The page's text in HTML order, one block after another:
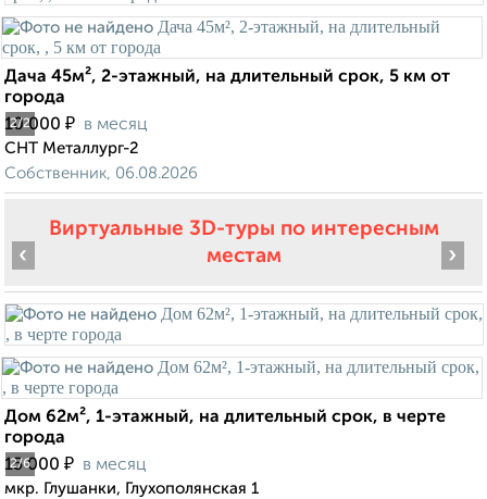
2/2
Дача 45м², 2-этажный, на длительный срок, 5 км от
города
10 000 ₽ в месяц
СНТ Металлург-2
Собственник, 06.08.2026
Виртуальные 3D-туры по интересным
местам
2/6
‹ ›
Дом 62м², 1-этажный, на длительный срок, в черте
города
15 000 ₽ в месяц
мкр. Глушанки, Глухополянская 1